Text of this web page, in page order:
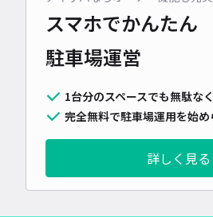
スマホでかんたん
駐車場運営
1台分のスペースでも無駄な
完全無料で駐車場運用を始め
詳しく見る